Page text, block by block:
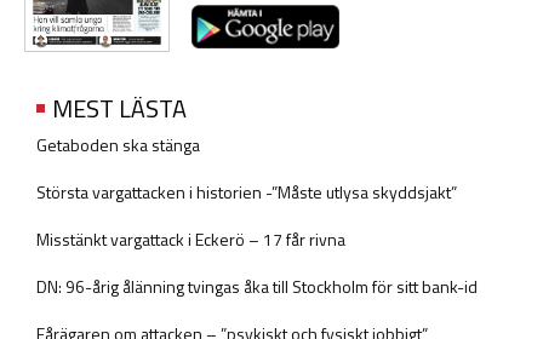
MEST LÄSTA
Getaboden ska stänga
Största vargattacken i historien -”Måste utlysa skyddsjakt”
Misstänkt vargattack i Eckerö – 17 får rivna
DN: 96-årig ålänning tvingas åka till Stockholm för sitt bank-id
Fårägaren om attacken – ”psykiskt och fysiskt jobbigt”